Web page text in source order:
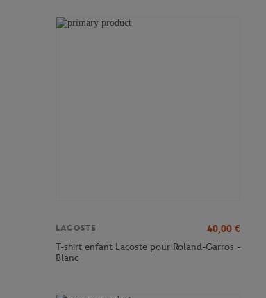
LACOSTE 40,00 €
T-shirt enfant Lacoste pour Roland-Garros -
Blanc